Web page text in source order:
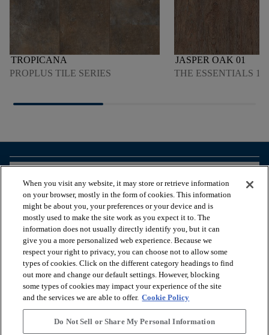
TROPICANA
PROPLUS TILE SERIES
JASPER OAK 01
THE ESSENTIALS
HANDIGE TOOLS
ONZE DIENSTEN
OVER ONS
When you visit any website, it may store or retrieve information
on your browser, mostly in the form of cookies. This information
might be about you, your preferences or your device and is
mostly used to make the site work as you expect it to. The
information does not usually directly identify you, but it can
give you a more personalized web experience. Because we
respect your right to privacy, you can choose not to allow some
types of cookies. Click on the different category headings to find
out more and change our default settings. However, blocking
some types of cookies may impact your experience of the site
and the services we are able to offer. Cookie Policy
Do Not Sell or Share My Personal Information